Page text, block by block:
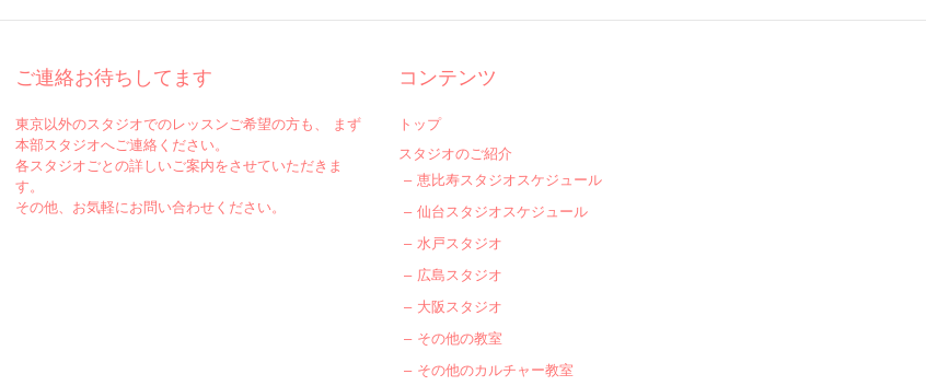
ご連絡お待ちしてます
東京以外のスタジオでのレッスンご希望の方も、 まず
本部スタジオへご連絡ください。
各スタジオごとの詳しいご案内をさせていただきま
す。
その他、お気軽にお問い合わせください。
コンテンツ
トップ
スタジオのご紹介
恵比寿スタジオスケジュール
仙台スタジオスケジュール
水戸スタジオ
広島スタジオ
大阪スタジオ
その他の教室
その他のカルチャー教室